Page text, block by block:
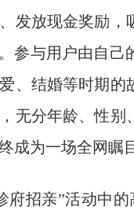
发放现金奖励
参与用户由自
、结婚等时期
无分年龄、性
成为一场全网瞩
招亲”活动中的